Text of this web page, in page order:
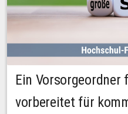
Ein
vorbereitet für